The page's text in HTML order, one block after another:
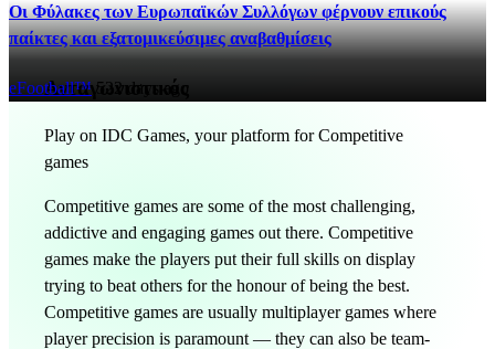
Οι Φύλακες των Ευρωπαϊκών Συλλόγων φέρνουν επικούς
παίκτες και εξατομικεύσιμες αναβαθμίσεις
eFootball™ 522 days ago
Ανταγωνιστικός
Play on IDC Games, your platform for Competitive
games
Competitive games are some of the most challenging,
addictive and engaging games out there. Competitive
games make the players put their full skills on display
trying to beat others for the honour of being the best.
Competitive games are usually multiplayer games where
player precision is paramount — they can also be team-